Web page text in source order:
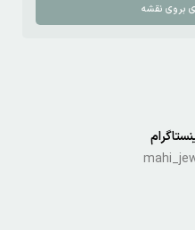
بروی نقشه